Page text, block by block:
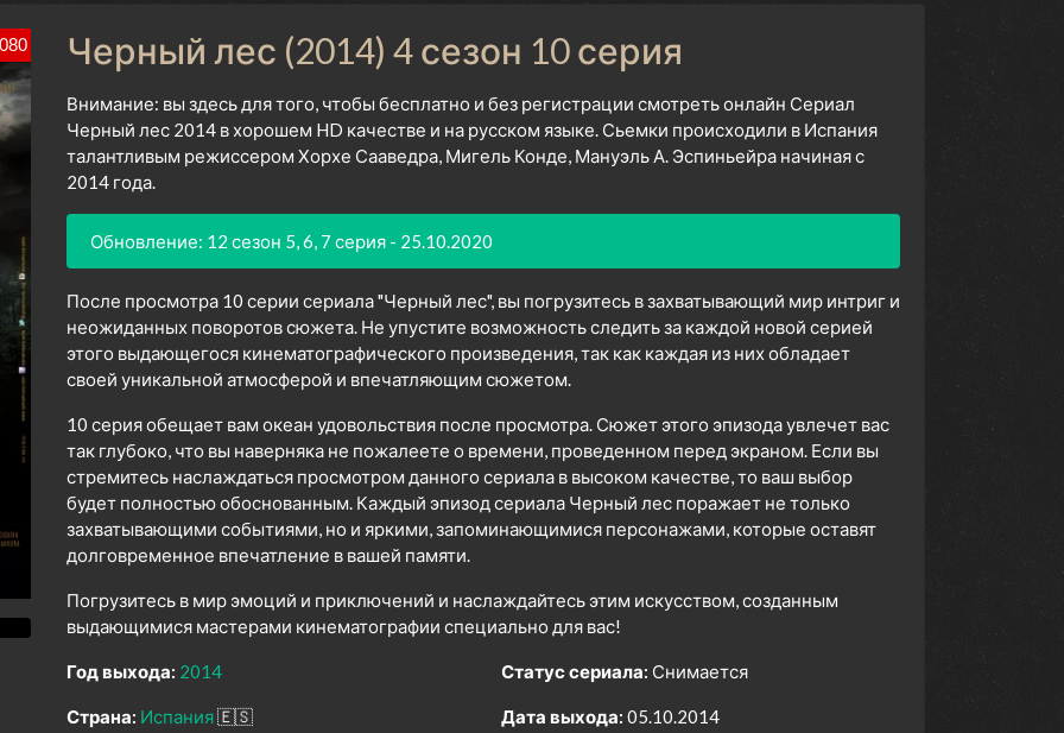
Черный лес (2014) 4 сезон 10 серия
Внимание: вы здесь для того, чтобы бесплатно и без регистрации смотреть онлайн Сериал
Черный лес 2014 в хорошем HD качестве и на русском языке. Сьемки происходили в Испания
талантливым режиссером Хорхе Сааведра, Мигель Конде, Мануэль А. Эспиньейра начиная с
2014 года.
Обновление: 12 сезон 5, 6, 7 серия - 25.10.2020
После просмотра 10 серии сериала "Черный лес", вы погрузитесь в захватывающий мир интриг и
неожиданных поворотов сюжета. Не упустите возможность следить за каждой новой серией
этого выдающегося кинематографического произведения, так как каждая из них обладает
своей уникальной атмосферой и впечатляющим сюжетом.
10 серия обещает вам океан удовольствия после просмотра. Сюжет этого эпизода увлечет вас
так глубоко, что вы наверняка не пожалеете о времени, проведенном перед экраном. Если вы
стремитесь наслаждаться просмотром данного сериала в высоком качестве, то ваш выбор
будет полностью обоснованным. Каждый эпизод сериала Черный лес поражает не только
захватывающими событиями, но и яркими, запоминающимися персонажами, которые оставят
долговременное впечатление в вашей памяти.
Погрузитесь в мир эмоций и приключений и наслаждайтесь этим искусством, созданным
выдающимися мастерами кинематографии специально для вас!
Год выхода: 2014
Страна: Испания🇪🇸
Статус сериала: Снимается
Дата выхода: 05.10.2014